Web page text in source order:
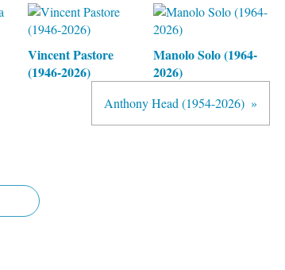
Vincent Pastore
(1946-2026)
Manolo Solo (1964-
2026)
Anthony Head (1954-2026)